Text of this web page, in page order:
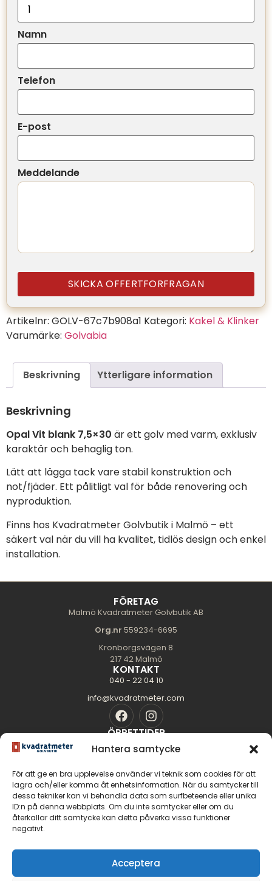
Hantera samtycke
För att ge en bra upplevelse använder vi teknik som cookies för att
lagra och/eller komma åt enhetsinformation. När du samtycker till
dessa tekniker kan vi behandla data som surfbeteende eller unika
ID:n på denna webbplats. Om du inte samtycker eller om du
återkallar ditt samtycke kan detta påverka vissa funktioner
negativt.
Acceptera
Namn
Telefon
E-post
Meddelande
SKICKA OFFERTFORFRAGAN
Artikelnr: GOLV-67c7b908a1 Kategori: Kakel & Klinker
Varumärke: Golvabia
Beskrivning Ytterligare information
Beskrivning
Opal Vit blank 7,5×30 är ett golv med varm, exklusiv
karaktär och behaglig ton.
Lätt att lägga tack vare stabil konstruktion och
not/fjäder. Ett pålitligt val för både renovering och
nyproduktion.
Finns hos Kvadratmeter Golvbutik i Malmö – ett
säkert val när du vill ha kvalitet, tidlös design och enkel
installation.
FÖRETAG
Malmö Kvadratmeter Golvbutik AB
Org.nr 559234-6695
Kronborgsvägen 8
217 42 Malmö
KONTAKT
040 - 22 04 10
info@kvadratmeter.com
ÖPPETTIDER
Mån-Tors: 10.00 - 18.00
Lördag: 11.00 - 14.00
Söndag: Stängt
SIDOR
Golvguiden
Kontakt
GOLV